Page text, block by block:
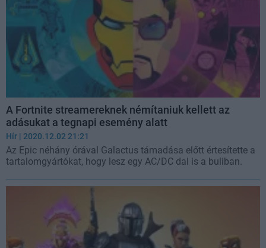
A Fortnite streamereknek némítaniuk kellett az
adásukat a tegnapi esemény alatt
Hír | 2020.12.02 21:21
Az Epic néhány órával Galactus támadása előtt értesítette a
tartalomgyártókat, hogy lesz egy AC/DC dal is a buliban.